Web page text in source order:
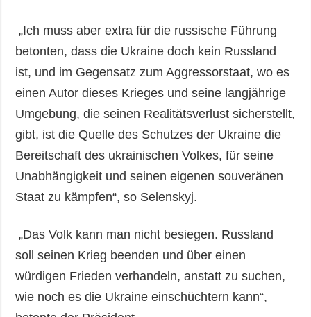
„Ich muss aber extra für die russische Führung
betonten, dass die Ukraine doch kein Russland
ist, und im Gegensatz zum Aggressorstaat, wo es
einen Autor dieses Krieges und seine langjährige
Umgebung, die seinen Realitätsverlust sicherstellt,
gibt, ist die Quelle des Schutzes der Ukraine die
Bereitschaft des ukrainischen Volkes, für seine
Unabhängigkeit und seinen eigenen souveränen
Staat zu kämpfen“, so Selenskyj.
„Das Volk kann man nicht besiegen. Russland
soll seinen Krieg beenden und über einen
würdigen Frieden verhandeln, anstatt zu suchen,
wie noch es die Ukraine einschüchtern kann“,